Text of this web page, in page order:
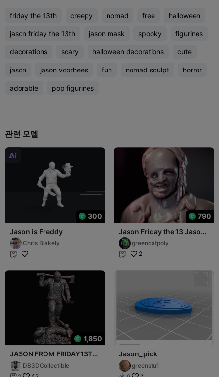
friday the 13th creepy nomad free halloween
jason friday the 13th jason mask spooky figurines
decorations scary halloween decorations cute
jason jason voorhees fun nomad sculpt horror
adorable pop figurines
관련 모델
300

Jason is Freddy
Chris Blakely

790
Jason Friday the 13 Jason
Viernes 13 Modular -
Jason Voorh
greencatpoly
 2
1,850
JASON FROM FRIDAY13TH
3D print model
DB3DCollectible
Jason_pick
greenstu1